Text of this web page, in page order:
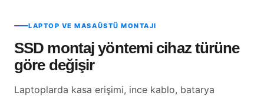
LAPTOP VE MASAÜSTÜ MONTAJI
SSD montaj yöntemi cihaz türüne
göre değişir
Laptoplarda kasa erişimi, ince kablo, batarya